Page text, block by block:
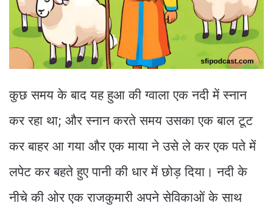
कुछ समय के बाद यह हुआ की ग्वाला एक नदी में स्नान
कर रहा था; और स्नान करते समय उसका एक बाल टूट
कर बाहर आ गया और एक माया ने उसे ले कर एक पते में
लपेट कर बहते हुए पानी की धार में छोड़ दिया। नदी के
नीचे की ओर एक राजकुमारी अपने सेविकाओं के साथ